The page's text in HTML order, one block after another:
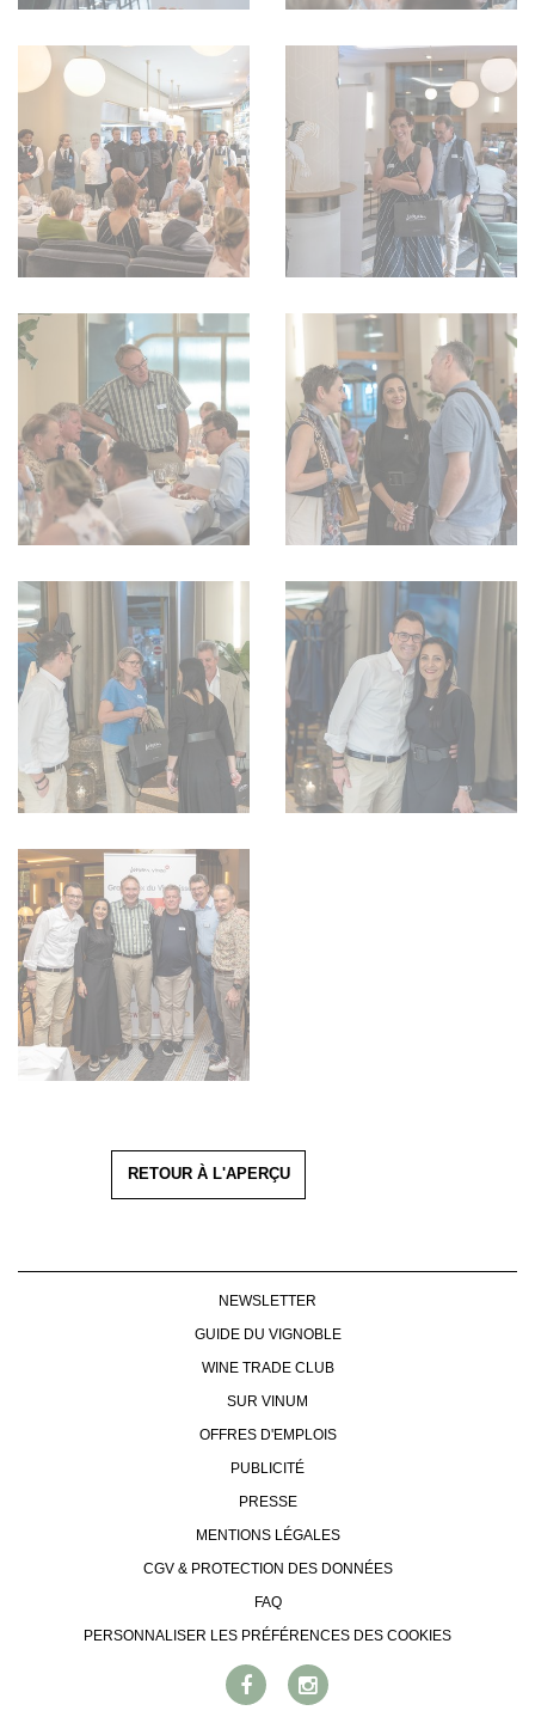
RETOUR À L'APERÇU
NEWSLETTER
GUIDE DU VIGNOBLE
WINE TRADE CLUB
SUR VINUM
OFFRES D'EMPLOIS
PUBLICITÉ
PRESSE
MENTIONS LÉGALES
CGV & PROTECTION DES DONNÉES
FAQ
PERSONNALISER LES PRÉFÉRENCES DES COOKIES